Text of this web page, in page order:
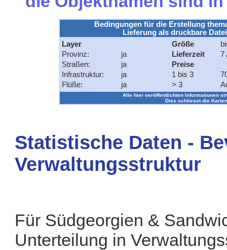
Bedingungen für die Erstellung
Lieferung als druckbare
Layer
Provinz:
ja
Straßen:
ja
Infrastruktur:
ja
Flüße:
ja
Größe
Lieferzeit
7
Preise
1 bis 3
> 3
Alle hier veröffentlichten Informationen
Dies schliesst die
Statistische Daten -
Verwaltungsstruktur
Für Südgeorgien &
Unterteilung in